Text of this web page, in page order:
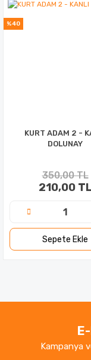
%40
KURT ADAM 2 -
DOLUNAY
350,00 TL
210,00 TL
Sepete Ekle
Kampanya